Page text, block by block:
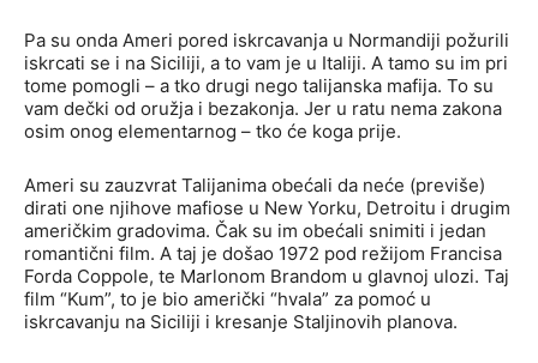
Pa su onda Ameri pored iskrcavanja u Normandiji požurili
iskrcati se i na Siciliji, a to vam je u Italiji. A tamo su im pri
tome pomogli – a tko drugi nego talijanska mafija. To su
vam dečki od oružja i bezakonja. Jer u ratu nema zakona
osim onog elementarnog – tko će koga prije.
Ameri su zauzvrat Talijanima obećali da neće (previše)
dirati one njihove mafiose u New Yorku, Detroitu i drugim
američkim gradovima. Čak su im obećali snimiti i jedan
romantični film. A taj je došao 1972 pod režijom Francisa
Forda Coppole, te Marlonom Brandom u glavnoj ulozi. Taj
film “Kum”, to je bio američki “hvala” za pomoć u
iskrcavanju na Siciliji i kresanje Staljinovih planova.